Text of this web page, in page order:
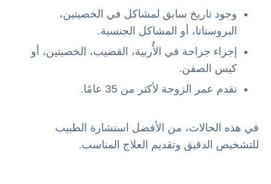
وجود تاريخ سابق لمشاكل في الخصيتين،
البروستاتا، أو المشاكل الجنسية.
إجراء جراحة في الأُربية، القضيب، الخصيتين، أو
كيس الصفن.
تقدم عمر الزوجة لأكثر من 35 عامًا.
في هذه الحالات، من الأفضل استشارة الطبيب
للتشخيص الدقيق وتقديم العلاج المناسب.